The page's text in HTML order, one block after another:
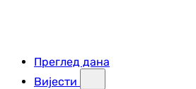
Преглед дана
Вијести